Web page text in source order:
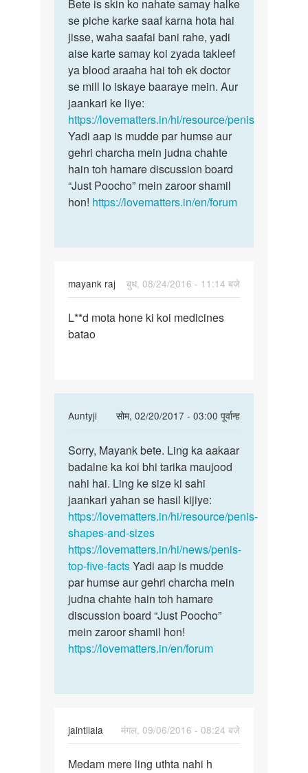
Mere
Land
ki
topi
ki
chmdi
by
Ankit
Bete
is
skin
ko
nahate
samay
Bete is skin ko nahate samay halke
se piche karke saaf karna hota hai
jisse, waha saafai bani rahe, yadi
aise karte samay koi zyada takleef
ya blood araaha hai toh ek doctor
se mill lo iskaye baaraye mein. Aur
jaankari ke liye:
https://lovematters.in/hi/resource/penis
Yadi aap is mudde par humse aur
gehri charcha mein judna chahte
hain toh hamare discussion board
“Just Poocho” mein zaroor shamil
hon! https://lovematters.in/en/forum
mayank raj
बुध, 08/24/2016 - 11:14 बजे
Lund
mota
L**d mota hone ki koi medicines
batao
Auntyji
सोम, 02/20/2017 - 03:00 पूर्वान्ह
In
to
Lund
mota
hone
ki
koi
by
mayank
raj
Sorry,
Mayank
bete.
Ling
ka
Sorry, Mayank bete. Ling ka aakaar
badalne ka koi bhi tarika maujood
nahi hai. Ling ke size ki sahi
jaankari yahan se hasil kijiye:
https://lovematters.in/hi/resource/penis-
shapes-and-sizes
https://lovematters.in/hi/news/penis-
top-five-factsYadi aap is mudde
par humse aur gehri charcha mein
judna chahte hain toh hamare
discussion board “Just Poocho”
mein zaroor shamil hon!
https://lovematters.in/en/forum
jaintilala
मंगल, 09/06/2016 - 08:24 बजे
Medam
Medam mere ling uthta nahi h